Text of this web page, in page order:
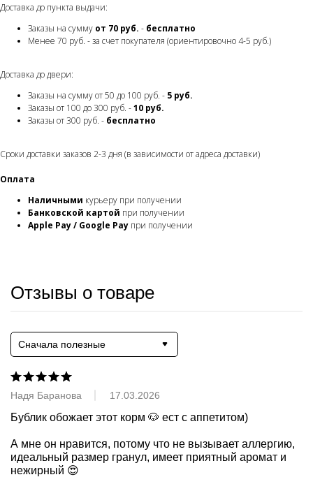
Доставка до пункта выдачи:
Заказы на сумму от 70 руб. - бесплатно
Менее 70 руб. - за счет покупателя (ориентировочно 4-5 руб.)
Доставка до двери:
Заказы на сумму от 50 до 100 руб. - 5 руб.
Заказы от 100 до 300 руб. -10 руб.
Заказы от 300 руб. - бесплатно
Сроки доставки заказов 2-3 дня (в зависимости от адреса доставки)
Оплата
Наличными курьеру при получении
Банковской картой при получении
Apple Pay / Google Pay при получении
Отзывы о товаре
Сначала полезные
Надя Баранова 17.03.2026
Бублик обожает этот корм 🐶 ест с аппетитом)
А мне он нравится, потому что не вызывает аллергию,
идеальный размер гранул, имеет приятный аромат и
нежирный 😍